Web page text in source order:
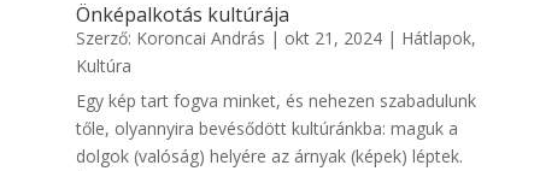
Önképalkotás kultúrája
Szerző: Koroncai András | okt 21, 2024| Hátlapok,
Kultúra
Egy kép tart fogva minket, és nehezen szabadulunk
tőle, olyannyira bevésődött kultúránkba: maguk a
dolgok (valóság) helyére az árnyak (képek) léptek.